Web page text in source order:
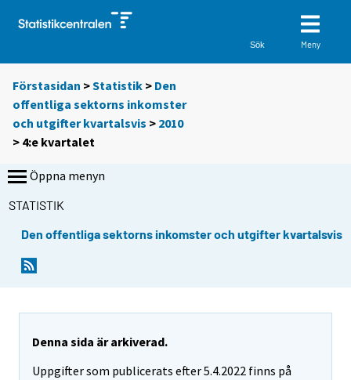
Sök Meny
Förstasidan >Statistik > Den
offentliga sektorns inkomster
och utgifter kvartalsvis > 2010
> 4:e kvartalet
Öppna menyn
STATISTIK
Den offentliga sektorns inkomster och utgifter kvartalsvis
Denna sida är arkiverad.
Uppgifter som publicerats efter 5.4.2022 finns på